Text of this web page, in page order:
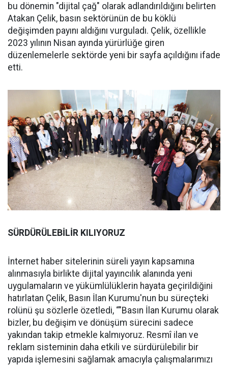
bu dönemin "dijital çağ" olarak adlandırıldığını belirten
Atakan Çelik, basın sektörünün de bu köklü
değişimden payını aldığını vurguladı. Çelik, özellikle
2023 yılının Nisan ayında yürürlüğe giren
düzenlemelerle sektörde yeni bir sayfa açıldığını ifade
etti.
SÜRDÜRÜLEBİLİR KILIYORUZ
İnternet haber sitelerinin süreli yayın kapsamına
alınmasıyla birlikte dijital yayıncılık alanında yeni
uygulamaların ve yükümlülüklerin hayata geçirildiğini
hatırlatan Çelik, Basın İlan Kurumu'nun bu süreçteki
rolünü şu sözlerle özetledi, “"Basın İlan Kurumu olarak
bizler, bu değişim ve dönüşüm sürecini sadece
yakından takip etmekle kalmıyoruz. Resmî ilan ve
reklam sisteminin daha etkili ve sürdürülebilir bir
yapıda işlemesini sağlamak amacıyla çalışmalarımızı